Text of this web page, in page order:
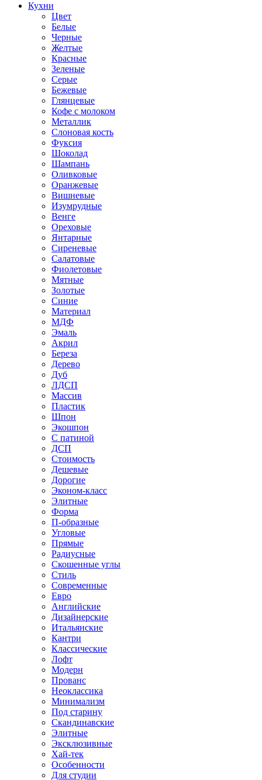
Кухни
Цвет
Белые
Черные
Желтые
Красные
Зеленые
Серые
Бежевые
Глянцевые
Кофе с молоком
Металлик
Слоновая кость
Фуксия
Шоколад
Шампань
Оливковые
Оранжевые
Вишневые
Изумрудные
Венге
Ореховые
Янтарные
Сиреневые
Салатовые
Фиолетовые
Мятные
Золотые
Синие
Материал
МДФ
Эмаль
Акрил
Береза
Дерево
Дуб
ЛДСП
Массив
Пластик
Шпон
Экошпон
С патиной
ДСП
Стоимость
Дешевые
Дорогие
Эконом-класс
Элитные
Форма
П-образные
Угловые
Прямые
Радиусные
Скошенные углы
Стиль
Современные
Евро
Английские
Дизайнерские
Итальянские
Кантри
Классические
Лофт
Модерн
Прованс
Неоклассика
Минимализм
Под старину
Скандинавские
Элитные
Эксклюзивные
Хай-тек
Особенности
Для студии